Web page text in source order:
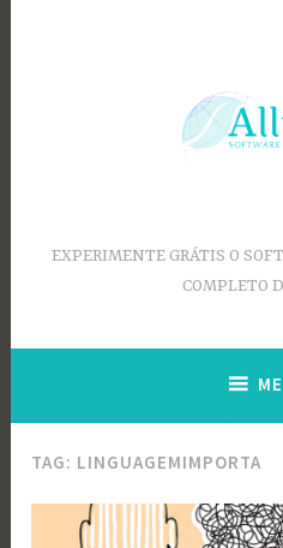
EXPERIMENTE GRÁTIS O
COMPLETO
TAG: LINGUAGEMIMPORTA